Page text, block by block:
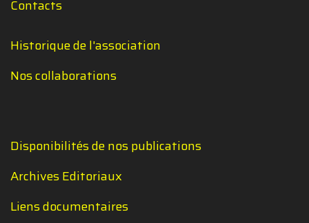
Contacts
Historique de l'association
Nos collaborations
Disponibilités de nos publications
Archives Editoriaux
Liens documentaires